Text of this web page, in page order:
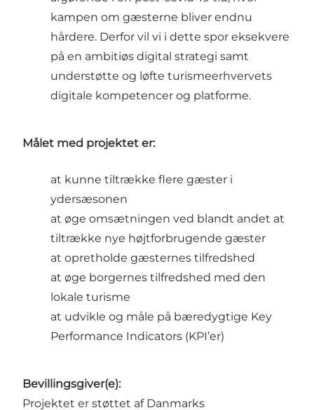
kampen om gæsterne bliver endnu
hårdere. Derfor vil vi i dette spor eksekvere
på en ambitiøs digital strategi samt
understøtte og løfte turismeerhvervets
digitale kompetencer og platforme.
Målet med projektet er:
at kunne tiltrække flere gæster i
ydersæsonen
at øge omsætningen ved blandt andet at
tiltrække nye højtforbrugende gæster
at opretholde gæsternes tilfredshed
at øge borgernes tilfredshed med den
lokale turisme
at udvikle og måle på bæredygtige Key
Performance Indicators (KPI’er)
Bevillingsgiver(e):
Projektet er støttet af Danmarks